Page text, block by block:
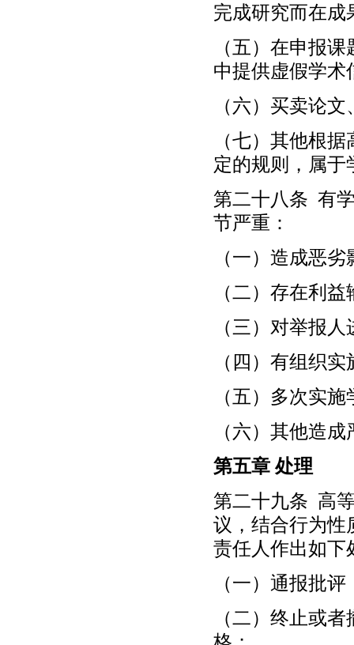
完成研究而在成
（五）在申报
中提供虚假学术
（六）买卖论
（七）其他根
定的规则，属于
第二十八条 有
节严重：
（一）造成恶
（二）存在利
（三）对举报
（四）有组织
（五）多次实
（六）其他造
第五章 处理
第二十九条 高
议，结合行为性
责任人作出如下
（一）通报批评
（二）终止或